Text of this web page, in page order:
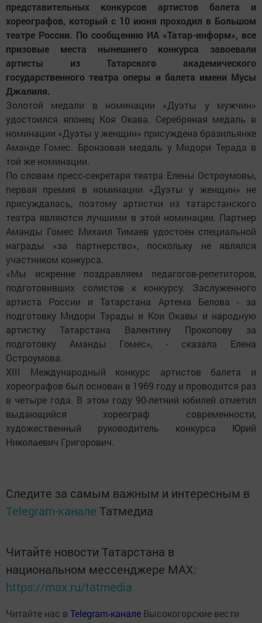
представительных конкурсов артистов балета и
хореографов, который с 10 июня проходил в Большом
театре России. По сообщению ИА «Татар-информ», все
призовые места нынешнего конкурса завоевали
артисты из Татарского академического
государственного театра оперы и балета имени Мусы
Джалиля.
Золотой медали в номинации «Дуэты у мужчин»
удостоился японец Коя Окава. Серебряная медаль в
номинации «Дуэты у женщин» присуждена бразильянке
Аманде Гомес. Бронзовая медаль у Мидори Терада в
той же номинации.
По словам пресс-секретаря театра Елены Остроумовы,
первая премия в номинации «Дуэты у женщин» не
присуждалась, поэтому артистки из татарстанского
театра являются лучшими в этой номинации. Партнер
Аманды Гомес Михаил Тимаев удостоен специальной
награды «за партнерство», поскольку не являлся
участником конкурса.
«Мы искренне поздравляем педагогов-репетиторов,
подготовивших солистов к конкурсу. Заслуженного
артиста России и Татарстана Артема Белова - за
подготовку Мидори Тэрады и Кои Окавы и народную
артистку Татарстана Валентину Прокопову за
подготовку Аманды Гомес», - сказала Елена
Остроумова.
XIII Международный конкурс артистов балета и
хореографов был основан в 1969 году и проводится раз
в четыре года. В этом году 90-летний юбилей отметил
выдающийся хореограф современности,
художественный руководитель конкурса Юрий
Николаевич Григорович.
Следите за самым важным и интересным в
Telegram-канале Татмедиа
Читайте новости Татарстана в
национальном мессенджере MАХ:
https://max.ru/tatmedia
Читайте нас в Telegram-канале Высокогорские вести